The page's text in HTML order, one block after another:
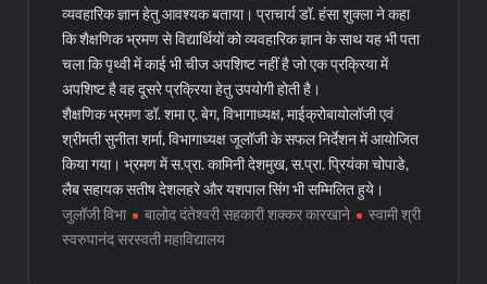
व्यवहारिक ज्ञान हेतु आवश्यक बताया। प्राचार्य डॉ. हंसा शुक्ला ने कहा
कि शैक्षणिक भ्रमण से विद्यार्थियों को व्यवहारिक ज्ञान के साथ यह भी पता
चला कि पृथ्वी में काई भी चीज अपशिष्ट नहीं है जो एक प्रक्रिया में
अपशिष्ट है वह दूसरे प्रक्रिया हेतु उपयोगी होती है।
शैक्षणिक भ्रमण डॉ. शमा ए. बेग, विभागाध्यक्ष, माईक्रोबायोलॉजी एवं
श्रीमती सुनीता शर्मा, विभागाध्यक्ष जूलॉजी के सफल निर्देशन में आयोजित
किया गया। भ्रमण में स.प्रा. कामिनी देशमुख, स.प्रा. प्रियंका चोपाडे,
लैब सहायक सतीष देशलहरे और यशपाल सिंग भी सम्मिलित हुये।
जुलॉजी विभा
बालोद दंतेश्वरी सहकारी शक्कर कारखाने
स्वामी श्री
स्वरुपानंद सरस्वती महाविद्यालय